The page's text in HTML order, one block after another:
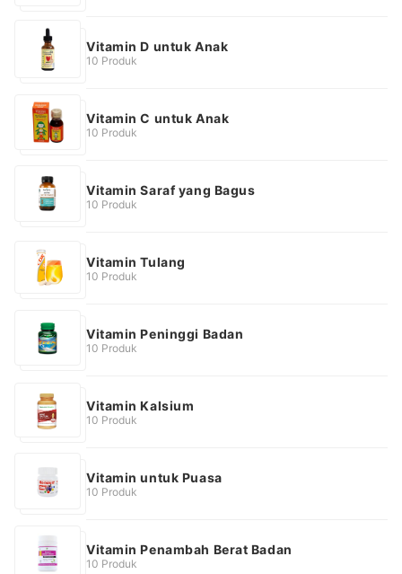
Vitamin D untuk Anak
10 Produk
Vitamin C untuk Anak
10 Produk
Vitamin Saraf yang Bagus
10 Produk
Vitamin Tulang
10 Produk
Vitamin Peninggi Badan
10 Produk
Vitamin Kalsium
10 Produk
Vitamin untuk Puasa
10 Produk
Vitamin Penambah Berat Badan
10 Produk